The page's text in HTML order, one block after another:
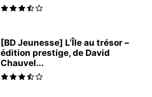
[BD Jeunesse] L’Île au trésor –
édition prestige, de David
Chauvel...